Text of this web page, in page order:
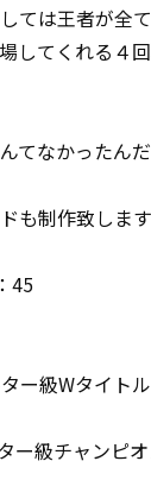
ては王者が全て
してくれる４
てなかったん
も制作致しま
45
ー級Wタイト
ー級チャンピ